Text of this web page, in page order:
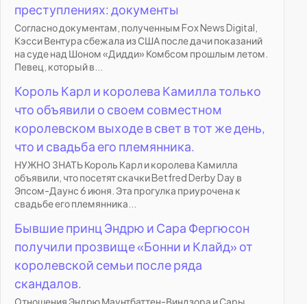
преступлениях: документы
Согласно документам, полученным Fox News Digital,
Кэсси Вентура сбежала из США после дачи показаний
на суде над Шоном «Дидди» Комбсом прошлым летом.
Певец, который в...
Король Карл и королева Камилла только
что объявили о своем совместном
королевском выходе в свет в тот же день,
что и свадьба его племянника.
НУЖНО ЗНАТЬ Король Карл и королева Камилла
объявили, что посетят скачки Betfred Derby Day в
Эпсом-Даунс 6 июня. Эта прогулка приурочена к
свадьбе его племянника...
Бывшие принц Эндрю и Сара Фергюсон
получили прозвище «Бонни и Клайд» от
королевской семьи после ряда
скандалов.
Отношения Эндрю Маунтбаттен-Виндзора и Сары